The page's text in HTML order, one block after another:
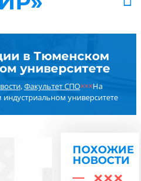
в Тюменском
университете
,Факультет СПО×××На
университете
ПОХОЖИЕ
НОВОСТИ